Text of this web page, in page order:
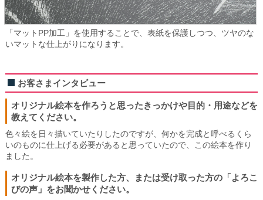
「マットPP加工」を使用することで、表紙を保護しつつ、ツヤのな
いマットな仕上がりになります。
お客さまインタビュー
オリジナル絵本を作ろうと思ったきっかけや目的・用途などを
教えてください。
色々絵を日々描いていたりしたのですが、何かを完成と呼べるくら
いのものに仕上げる必要があると思っていたので、この絵本を作り
ました。
オリジナル絵本を製作した方、または受け取った方の「よろこ
びの声」をお聞かせください。